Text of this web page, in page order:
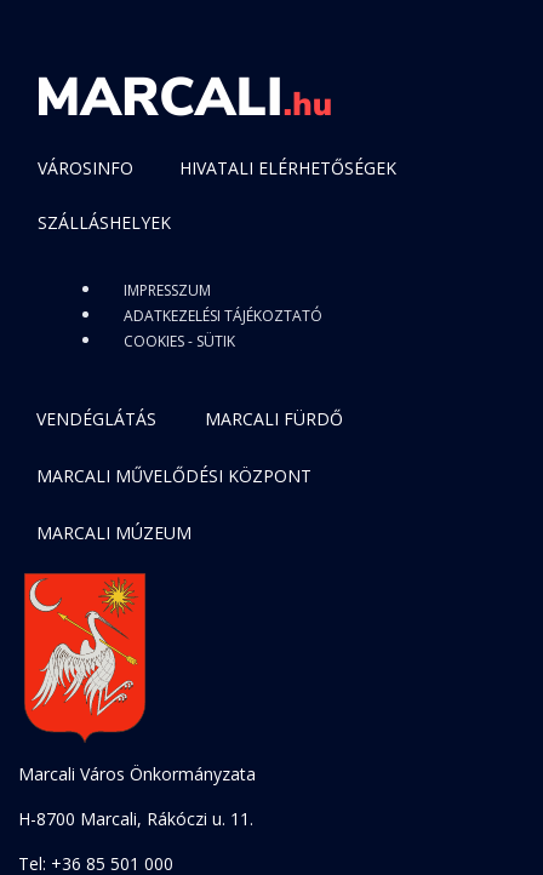
VÁROSINFO HIVATALI ELÉRHETŐSÉGEK
SZÁLLÁSHELYEK
IMPRESSZUM
ADATKEZELÉSI TÁJÉKOZTATÓ
COOKIES - SÜTIK
VENDÉGLÁTÁS MARCALI FÜRDŐ
MARCALI MŰVELŐDÉSI KÖZPONT
MARCALI MÚZEUM
Marcali Város Önkormányzata
H-8700 Marcali, Rákóczi u. 11.
Tel: +36 85 501 000